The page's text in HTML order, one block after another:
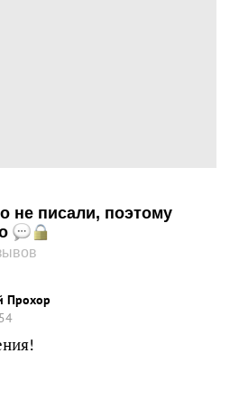
не писали, поэтому
Прохор